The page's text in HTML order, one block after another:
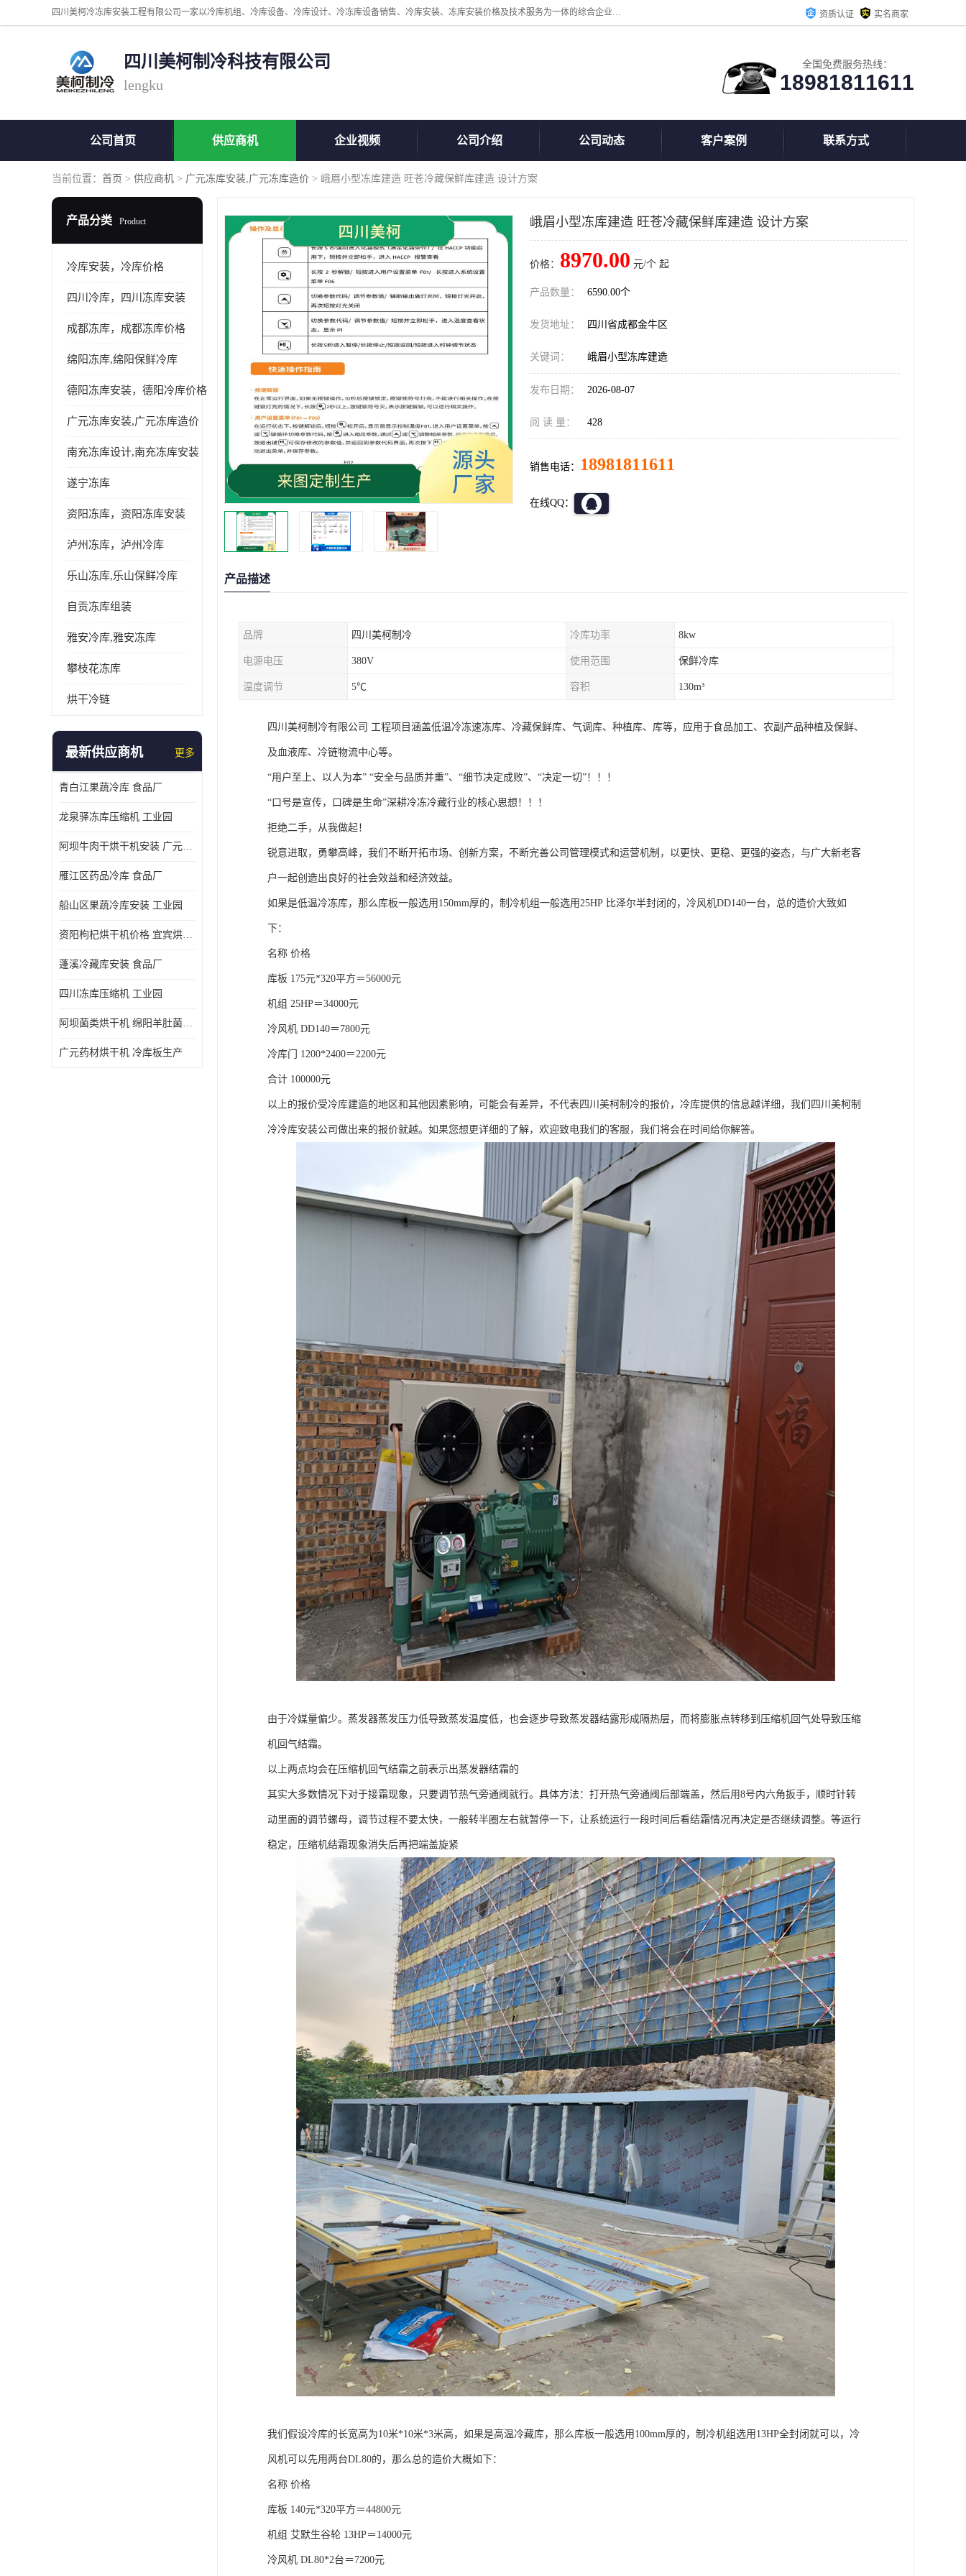
四川美柯冷冻库安装工程有限公司一家以冷库机组、冷库设备、冷库设计、冷冻库设备销售、冷库安装、冻库安装价格及技术服务为一体的综合企业，咨询热线：同等设备材料优惠10% 。公司各种类型安装组合式冷库、冷冻库、冷藏库、气调保鲜库、并提供成套设备供应、安装与调试、维护与维修、技术咨询、操作维修人员技术培训等 资质认证 实名商家
四川美柯制冷科技有限公司
lengku
全国免费服务热线：
18981811611
公司首页 供应商机 企业视频 公司介绍 公司动态 客户案例 联系方式
当前位置： 首页 > 供应商机 > 广元冻库安装,广元冻库造价 > 峨眉小型冻库建造 旺苍冷藏保鲜库建造 设计方案
产品分类 Product
冷库安装，冷库价格
四川冷库，四川冻库安装
成都冻库，成都冻库价格
绵阳冻库,绵阳保鲜冷库
德阳冻库安装，德阳冷库价格
广元冻库安装,广元冻库造价
南充冻库设计,南充冻库安装
遂宁冻库
资阳冻库，资阳冻库安装
泸州冻库，泸州冷库
乐山冻库,乐山保鲜冷库
自贡冻库组装
雅安冷库,雅安冻库
攀枝花冻库
烘干冷链
最新供应商机 更多
青白江果蔬冷库 食品厂
龙泉驿冻库压缩机 工业园
阿坝牛肉干烘干机安装 广元牛肉干烘干机 安装造价
雁江区药品冷库 食品厂
船山区果蔬冷库安装 工业园
资阳枸杞烘干机价格 宜宾烘房价格 冷库板生产
蓬溪冷藏库安装 食品厂
四川冻库压缩机 工业园
阿坝菌类烘干机 绵阳羊肚菌烘干机安装 安装造价
广元药材烘干机 冷库板生产
峨眉小型冻库建造 旺苍冷藏保鲜库建造 设计方案
价格： 8970.00 元/个 起
产品数量： 6590.00个
发货地址： 四川省成都金牛区
关键词： 峨眉小型冻库建造
发布日期： 2026-08-07
阅 读 量： 428
销售电话： 18981811611
在线QQ：
产品描述
品牌 四川美柯制冷 冷库功率 8kw
电源电压 380V 使用范围 保鲜冷库
温度调节 5℃ 容积 130m³
四川美柯制冷有限公司 工程项目涵盖低温冷冻速冻库、冷藏保鲜库、气调库、种植库、库等，应用于食品加工、农副产品种植及保鲜、
及血液库、冷链物流中心等。
“用户至上、以人为本” “安全与品质并重”、“细节决定成败”、“决定一切”！！！
“口号是宣传，口碑是生命”深耕冷冻冷藏行业的核心思想！！！
拒绝二手，从我做起！
锐意进取，勇攀高峰，我们不断开拓市场、创新方案，不断完善公司管理模式和运营机制，以更快、更稳、更强的姿态，与广大新老客
户一起创造出良好的社会效益和经济效益。
如果是低温冷冻库，那么库板一般选用150mm厚的，制冷机组一般选用25HP 比泽尔半封闭的，冷风机DD140一台，总的造价大致如
下：
名称 价格
库板 175元*320平方＝56000元
机组 25HP＝34000元
冷风机 DD140＝7800元
冷库门 1200*2400＝2200元
合计 100000元
以上的报价受冷库建造的地区和其他因素影响，可能会有差异，不代表四川美柯制冷的报价，冷库提供的信息越详细，我们四川美柯制
冷冷库安装公司做出来的报价就越。如果您想更详细的了解，欢迎致电我们的客服，我们将会在时间给你解答。
由于冷媒量偏少。蒸发器蒸发压力低导致蒸发温度低，也会逐步导致蒸发器结露形成隔热层，而将膨胀点转移到压缩机回气处导致压缩
机回气结霜。
以上两点均会在压缩机回气结霜之前表示出蒸发器结霜的
其实大多数情况下对于接霜现象，只要调节热气旁通阀就行。具体方法：打开热气旁通阀后部端盖，然后用8号内六角扳手，顺时针转
动里面的调节螺母，调节过程不要太快，一般转半圈左右就暂停一下，让系统运行一段时间后看结霜情况再决定是否继续调整。等运行
稳定，压缩机结霜现象消失后再把端盖旋紧
我们假设冷库的长宽高为10米*10米*3米高，如果是高温冷藏库，那么库板一般选用100mm厚的，制冷机组选用13HP全封闭就可以，冷
风机可以先用两台DL80的，那么总的造价大概如下：
名称 价格
库板 140元*320平方＝44800元
机组 艾默生谷轮 13HP＝14000元
冷风机 DL80*2台＝7200元